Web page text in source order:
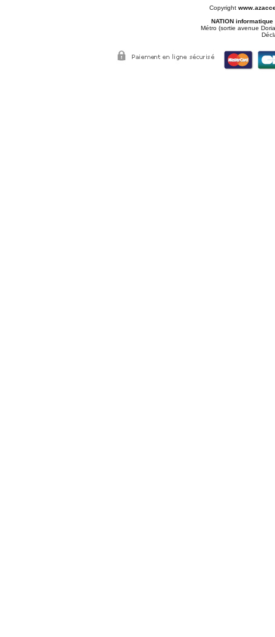
Copyright
NATION informatique
Métro (sortie avenue